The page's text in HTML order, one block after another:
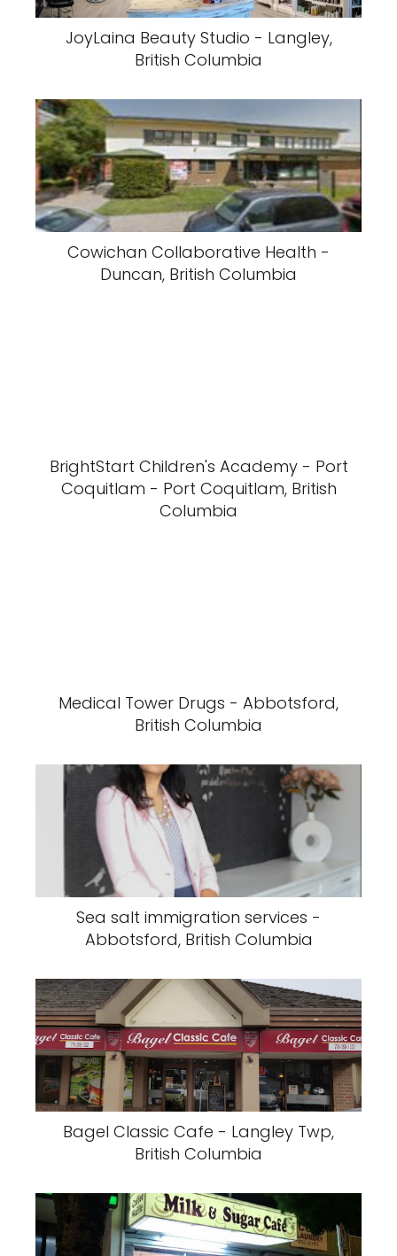
JoyLaina Beauty Studio - Langley,
British Columbia
Cowichan Collaborative Health -
Duncan, British Columbia
BrightStart Children's Academy - Port
Coquitlam - Port Coquitlam, British
Columbia
Medical Tower Drugs - Abbotsford,
British Columbia
Sea salt immigration services -
Abbotsford, British Columbia
Bagel Classic Cafe - Langley Twp,
British Columbia